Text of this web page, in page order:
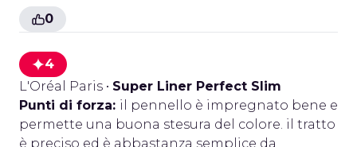
0
4
L'Oréal Paris • Super Liner Perfect Slim
Punti di forza: il pennello è impregnato bene e
permette una buona stesura del colore. il tratto
è preciso ed è abbastanza semplice da